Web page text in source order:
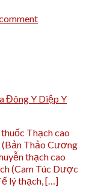
Đông Y Diệp Y
Thạch cao
(Bản Thảo Cương
thạch cao
(Cam Túc Dược
lý thạch, […]